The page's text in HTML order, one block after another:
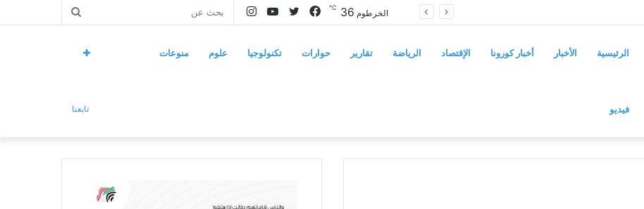
بحث
انستقراميوتيوبتويتر
فيسبوك الخرطوم 36
℃
الرئيسية الأخبار أخبار كورونا الإقتصاد الرياضة تقارير حوارات تكنولوجيا علوم منوعات
فيديو تابعنا